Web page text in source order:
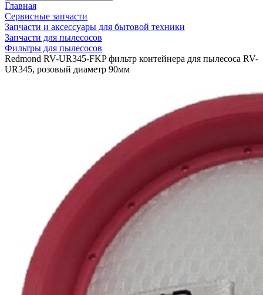
Главная
Сервисные запчасти
Запчасти и аксессуары для бытовой техники
Запчасти для пылесосов
Фильтры для пылесосов
Redmond RV-UR345-FKP фильтр контейнера для пылесоса RV-
UR345, розовый диаметр 90мм